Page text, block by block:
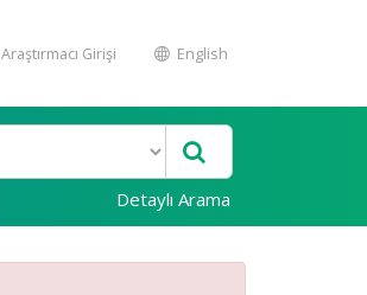
Araştırmacı Girişi English
Detaylı Arama